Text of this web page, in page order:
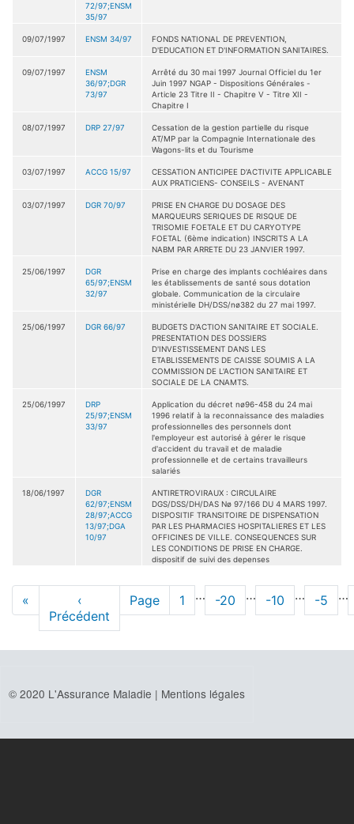
72/97;ENSM
35/97
09/07/1997 ENSM 34/97
FONDS NATIONAL DE PREVENTION,
D'EDUCATION ET D'INFORMATION SANITAIRES.
09/07/1997
ENSM
36/97;DGR
73/97
Arrêté du 30 mai 1997 Journal Officiel du 1er
Juin 1997 NGAP - Dispositions Générales -
Article 23 Titre II - Chapitre V - Titre XII -
Chapitre I
08/07/1997 DRP 27/97
Cessation de la gestion partielle du risque
AT/MP par la Compagnie Internationale des
Wagons-lits et du Tourisme
03/07/1997 ACCG 15/97
CESSATION ANTICIPEE D'ACTIVITE APPLICABLE
AUX PRATICIENS- CONSEILS - AVENANT
03/07/1997 DGR 70/97
PRISE EN CHARGE DU DOSAGE DES
MARQUEURS SERIQUES DE RISQUE DE
TRISOMIE FOETALE ET DU CARYOTYPE
FOETAL (6ème indication) INSCRITS A LA
NABM PAR ARRETE DU 23 JANVIER 1997.
25/06/1997
DGR
65/97;ENSM
32/97
Prise en charge des implants cochléaires dans
les établissements de santé sous dotation
globale. Communication de la circulaire
ministérielle DH/DSS/nø382 du 27 mai 1997.
25/06/1997 DGR 66/97
BUDGETS D'ACTION SANITAIRE ET SOCIALE.
PRESENTATION DES DOSSIERS
D'INVESTISSEMENT DANS LES
ETABLISSEMENTS DE CAISSE SOUMIS A LA
COMMISSION DE L'ACTION SANITAIRE ET
SOCIALE DE LA CNAMTS.
25/06/1997
DRP
25/97;ENSM
33/97
Application du décret nø96-458 du 24 mai
1996 relatif à la reconnaissance des maladies
professionnelles des personnels dont
l'employeur est autorisé à gérer le risque
d'accident du travail et de maladie
professionnelle et de certains travailleurs
salariés
18/06/1997
DGR
62/97;ENSM
28/97;ACCG
13/97;DGA
10/97
ANTIRETROVIRAUX : CIRCULAIRE
DGS/DSS/DH/DAS Nø 97/166 DU 4 MARS 1997.
DISPOSITIF TRANSITOIRE DE DISPENSATION
PAR LES PHARMACIES HOSPITALIERES ET LES
OFFICINES DE VILLE. CONSEQUENCES SUR
LES CONDITIONS DE PRISE EN CHARGE.
dispositif de suivi des depenses
Pagination
Première
page
«
Page
précédente
‹
Précédent
Page Page
1 … Page
-20 … Page
-10 … Page
-5 …
© 2020 L'Assurance Maladie | Mentions légales